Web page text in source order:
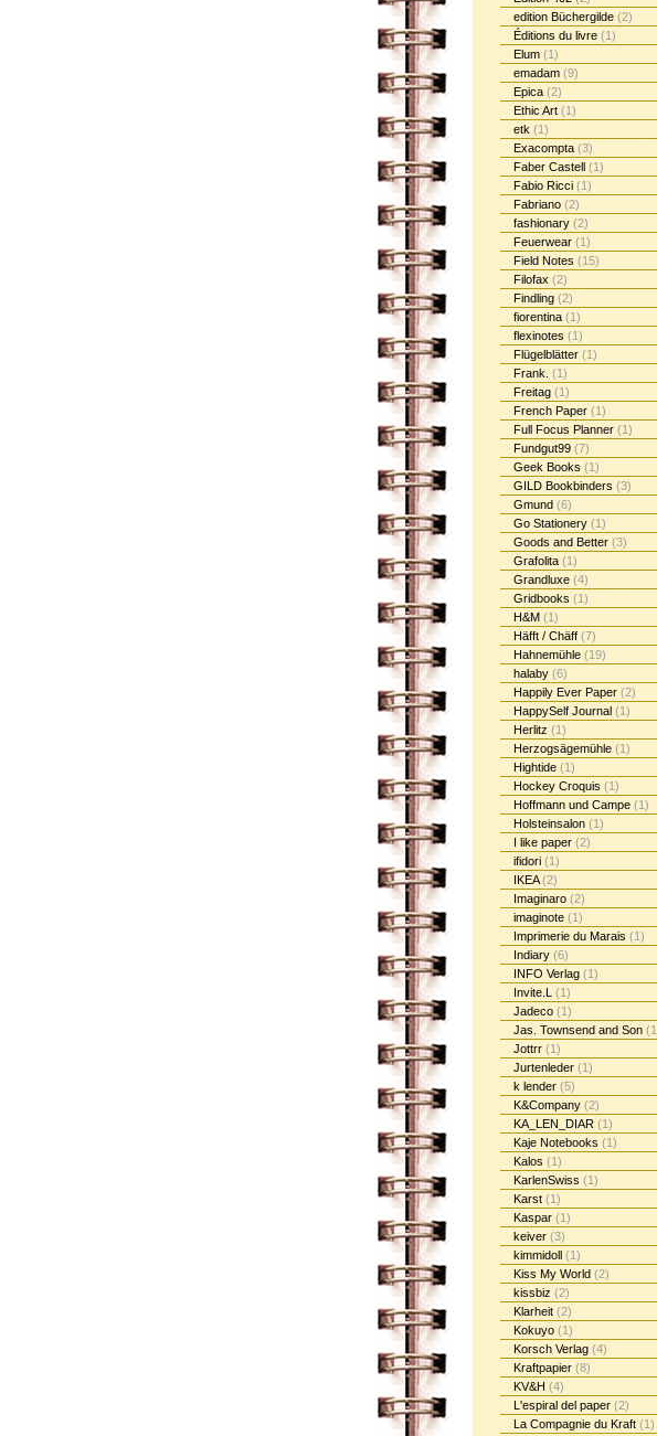
edition Büchergilde (2)
Éditions du livre (1)
Elum (1)
emadam (9)
Epica (2)
Ethic Art (1)
etk (1)
Exacompta (3)
Faber Castell (1)
Fabio Ricci (1)
Fabriano (2)
fashionary (2)
Feuerwear (1)
Field Notes (15)
Filofax (2)
Findling (2)
fiorentina (1)
flexinotes (1)
Flügelblätter (1)
Frank. (1)
Freitag (1)
French Paper (1)
Full Focus Planner (1)
Fundgut99 (7)
Geek Books (1)
GILD Bookbinders (3)
Gmund (6)
Go Stationery (1)
Goods and Better (3)
Grafolita (1)
Grandluxe (4)
Gridbooks (1)
H&M (1)
Häfft / Chäff (7)
Hahnemühle (19)
halaby (6)
Happily Ever Paper (2)
HappySelf Journal (1)
Herlitz (1)
Herzogsägemühle (1)
Hightide (1)
Hockey Croquis (1)
Hoffmann und Campe (1)
Holsteinsalon (1)
I like paper (2)
ifidori (1)
IKEA(2)
Imaginaro (2)
imaginote (1)
Imprimerie du Marais (1)
Indiary (6)
INFO Verlag (1)
Invite.L (1)
Jadeco (1)
Jas. Townsend and Son
Jottrr (1)
Jurtenleder (1)
k lender (5)
K&Company (2)
KA_LEN_DIAR (1)
Kaje Notebooks (1)
Kalos (1)
KarlenSwiss (1)
Karst (1)
Kaspar (1)
keiver (3)
kimmidoll (1)
Kiss My World (2)
kissbiz (2)
Klarheit (2)
Kokuyo (1)
Korsch Verlag (4)
Kraftpapier (8)
KV&H (4)
L'espiral del paper (2)
La Compagnie du Kraft (1)